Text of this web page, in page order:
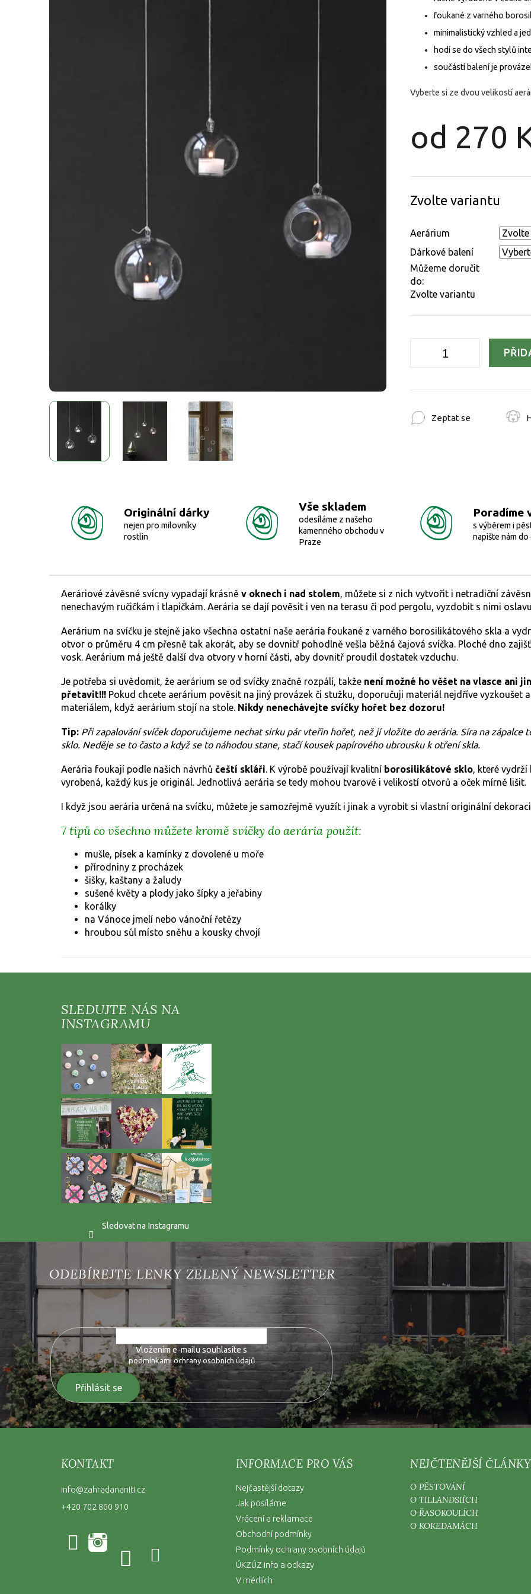
od 270
cena:
Zvolte variantu
Aerárium
Dárkové balení
Můžeme doručit
do:
Zvolte variantu
foukané z varného
minimalistický vzhled a
hodí se do všech stylů
součástí balení je
Vyberte si ze dvou velikostí
Zeptat se
Originální dárky
nejen pro milovníky
rostlin
Vše skladem
odesíláme z našeho
kamenného obchodu v
Praze
Poradíme
s výběrem i
napište nám do
Aeráriové závěsné svícny vypadají krásně v oknech i nad stolem, můžete si z nich vytvořit i netradiční
nenechavým ručičkám i tlapičkám. Aerária se dají pověsit i ven na terasu či pod pergolu, vyzdobit s nimi
Aerárium na svíčku je stejně jako všechna ostatní naše aerária foukané z varného borosilikátového skla a
otvor o průměru 4 cm přesně tak akorát, aby se dovnitř pohodlně vešla běžná čajová svíčka. Ploché dno
vosk. Aerárium má ještě další dva otvory v horní části, aby dovnitř proudil dostatek vzduchu.
Je potřeba si uvědomit, že aerárium se od svíčky značně rozpálí, takže není možné ho věšet na vlasce ani
přetavit!!! Pokud chcete aerárium pověsit na jiný provázek či stužku, doporučuji materiál nejdříve vyzkoušet
materiálem, když aerárium stojí na stole. Nikdy nenechávejte svíčky hořet bez dozoru!
Tip: Při zapalování svíček doporučujeme nechat sirku pár vteřin hořet, než jí vložíte do aerária. Síra na
sklo. Neděje se to často a když se to náhodou stane, stačí kousek papírového ubrousku k otření skla.
Aerária foukají podle našich návrhů čeští skláři. K výrobě používají kvalitní borosilikátové sklo, které
vyrobená, každý kus je originál. Jednotlivá aerária se tedy mohou tvarově i velikostí otvorů a oček mírně lišit.
I když jsou aerária určená na svíčku, můžete je samozřejmě využít i jinak a vyrobit si vlastní originální
7 tipů co všechno můžete kromě svíčky do aerária použít:
mušle, písek a kamínky z dovolené u moře
přírodniny z procházek
šišky, kaštany a žaludy
sušené květy a plody jako šípky a jeřabiny
korálky
na Vánoce jmelí nebo vánoční řetězy
hroubou sůl místo sněhu a kousky chvojí
Sledovat na Instagramu
Vložte svůj e-mail a my vám budeme zasílat informace o nových produktech na našem e-shopu.
Vložením e-mailu souhlasíte s
podmínkami ochrany osobních údajů
Přihlásit se
KONTAKT
info@zahradananiti.cz
+420 702 860 910
INFORMACE PRO VÁS
Nejčastější dotazy
Jak posíláme
Vrácení a reklamace
Obchodní podmínky
Podmínky ochrany osobních údajů
ÚKZÚZ info a odkazy
V médiích
NEJČTENĚJŠÍ ČLÁNKY
O PĚSTOVÁNÍ
O TILLANDSIÍCH
O ŘASOKOULÍCH
O KOKEDAMÁCH